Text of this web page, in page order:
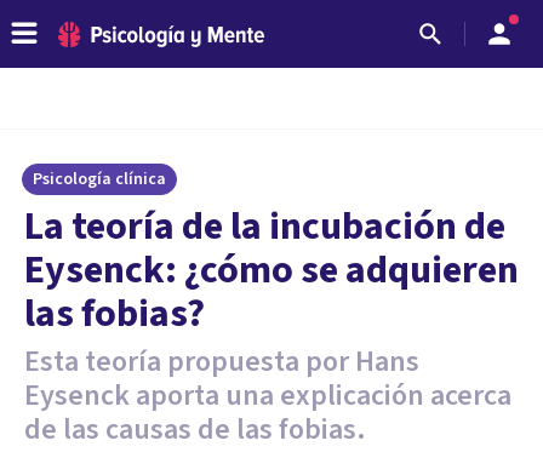
Psicología clínica
La teoría de la incubación de
Eysenck: ¿cómo se adquieren
las fobias?
Esta teoría propuesta por Hans
Eysenck aporta una explicación acerca
de las causas de las fobias.